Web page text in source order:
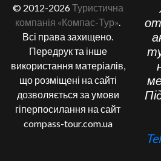
© 2012-2026Туристична
компанія «Компас-Тур».
Всі права захищено.
Передрук та інше
використання матеріалів,
що розміщені на сайті
дозволяється за умови
гіперпосилання на сайт
compass-tour.com.ua